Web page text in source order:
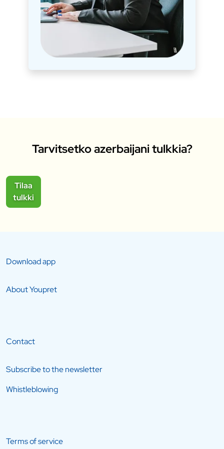
Tarvitsetko azerbaijani tulkkia?
Tilaa
tulkki
Download app
About Youpret
Contact
Subscribe to the newsletter
Whistleblowing
Terms of service